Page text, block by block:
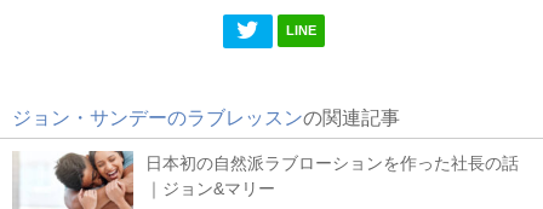
LINE
ジョン・サンデーのラブレッスンの関連記事
日本初の自然派ラブローションを作った社長の話
｜ジョン&マリー